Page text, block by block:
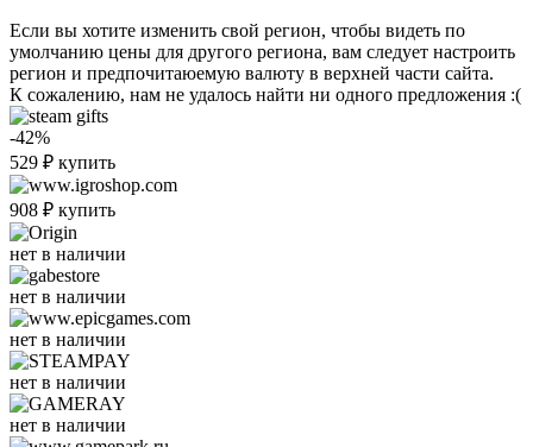
Если вы хотите изменить свой регион, чтобы видеть по
умолчанию цены для другого региона, вам следует настроить
регион и предпочитаюемую валюту в верхней части сайта.
К сожалению, нам не удалось найти ни одного предложения :(
-42%
529 ₽ купить
908 ₽ купить
нет в наличии
нет в наличии
нет в наличии
нет в наличии
нет в наличии